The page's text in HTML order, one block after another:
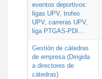
eventos deportivos:
ligas UPV, trofeo
UPV, carreras UPV,
liga PTGAS-PDI...
Gestión de cátedras
de empresa (Dirigida
a directores de
cátedras)